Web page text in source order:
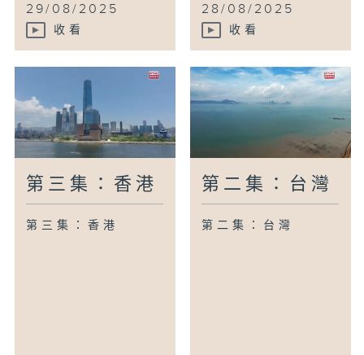
29/08/2025
收看
28/08/2025
收看
第三集：香港
第三集：香港
第二集：台灣
第二集：台灣